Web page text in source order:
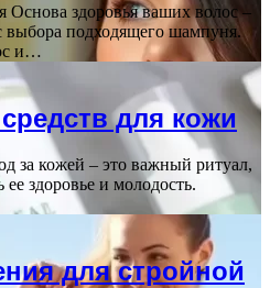
здоровья ваших волос –
подходящего шампуня.
и…
для кожи
за кожей – это важный ритуал,
здоровье и молодость.
для стройной